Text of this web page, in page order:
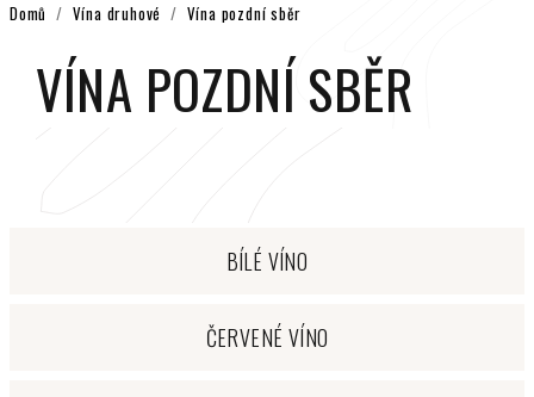
Domů / Vína druhové / Vína pozdní sběr
VÍNA POZDNÍ SBĚR
BÍLÉ VÍNO
ČERVENÉ VÍNO